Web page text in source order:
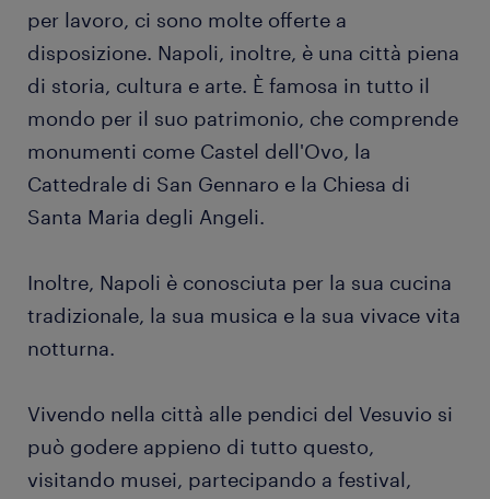
per lavoro, ci sono molte offerte a
disposizione. Napoli, inoltre, è una città piena
di storia, cultura e arte. È famosa in tutto il
mondo per il suo patrimonio, che comprende
monumenti come Castel dell'Ovo, la
Cattedrale di San Gennaro e la Chiesa di
Santa Maria degli Angeli.
Inoltre, Napoli è conosciuta per la sua cucina
tradizionale, la sua musica e la sua vivace vita
notturna.
Vivendo nella città alle pendici del Vesuvio si
può godere appieno di tutto questo,
visitando musei, partecipando a festival,